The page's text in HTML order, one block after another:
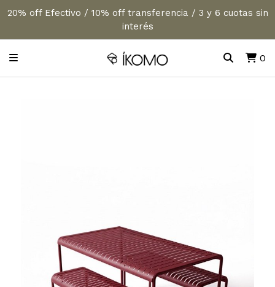
20% off Efectivo / 10% off transferencia / 3 y 6 cuotas sin
interés
0